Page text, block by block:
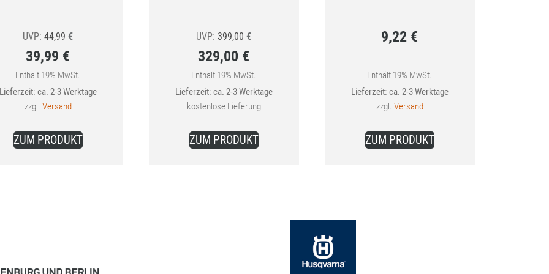
UVP: 44,99€Ursprünglicher
war:
44,99 €
39,99 €
Aktueller
Preis
39,99 €.
Enthält 19% MwSt.
Lieferzeit: ca. 2-3 Werktage
zzgl. Versand
ZUM PRODUKT
UVP: 399,00€Ursprünglicher
war:
399,00 €
329,00 €
Aktueller
Preis
329,00 €.
Enthält 19% MwSt.
Lieferzeit: ca. 2-3 Werktage
kostenlose Lieferung
ZUM PRODUKTProdukt
auf.
9,22 €
Enthält 19% MwSt.
Lieferzeit: ca. 2-3 Werktage
zzgl. Versand
ZUM PRODUKTProdukt
auf.